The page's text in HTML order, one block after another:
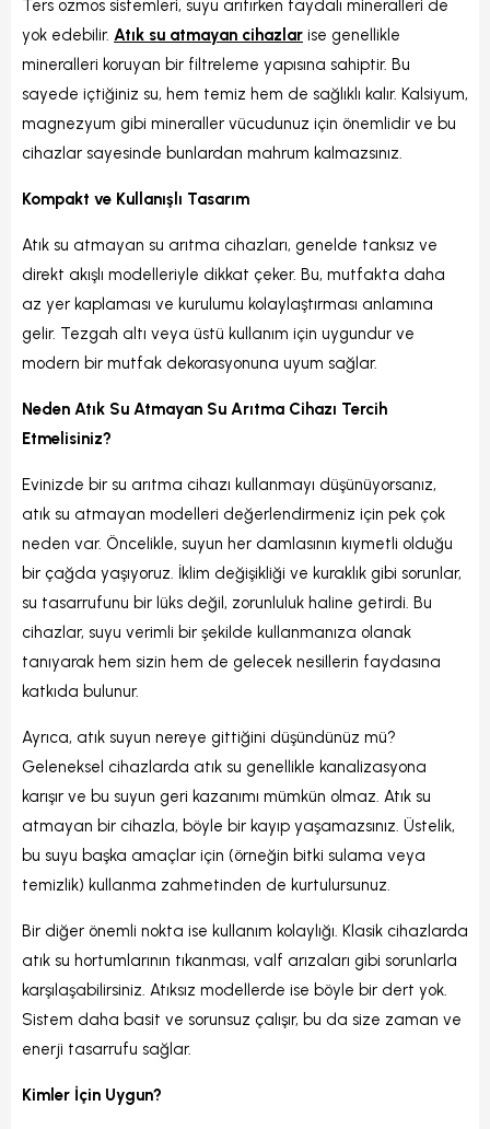
Ters ozmos sistemleri, suyu arıtırken faydalı mineralleri de
yok edebilir. Atık su atmayan cihazlar ise genellikle
mineralleri koruyan bir filtreleme yapısına sahiptir. Bu
sayede içtiğiniz su, hem temiz hem de sağlıklı kalır. Kalsiyum,
magnezyum gibi mineraller vücudunuz için önemlidir ve bu
cihazlar sayesinde bunlardan mahrum kalmazsınız.
Kompakt ve Kullanışlı Tasarım
Atık su atmayan su arıtma cihazları, genelde tanksız ve
direkt akışlı modelleriyle dikkat çeker. Bu, mutfakta daha
az yer kaplaması ve kurulumu kolaylaştırması anlamına
gelir. Tezgah altı veya üstü kullanım için uygundur ve
modern bir mutfak dekorasyonuna uyum sağlar.
Neden Atık Su Atmayan Su Arıtma Cihazı Tercih
Etmelisiniz?
Evinizde bir su arıtma cihazı kullanmayı düşünüyorsanız,
atık su atmayan modelleri değerlendirmeniz için pek çok
neden var. Öncelikle, suyun her damlasının kıymetli olduğu
bir çağda yaşıyoruz. İklim değişikliği ve kuraklık gibi sorunlar,
su tasarrufunu bir lüks değil, zorunluluk haline getirdi. Bu
cihazlar, suyu verimli bir şekilde kullanmanıza olanak
tanıyarak hem sizin hem de gelecek nesillerin faydasına
katkıda bulunur.
Ayrıca, atık suyun nereye gittiğini düşündünüz mü?
Geleneksel cihazlarda atık su genellikle kanalizasyona
karışır ve bu suyun geri kazanımı mümkün olmaz. Atık su
atmayan bir cihazla, böyle bir kayıp yaşamazsınız. Üstelik,
bu suyu başka amaçlar için (örneğin bitki sulama veya
temizlik) kullanma zahmetinden de kurtulursunuz.
Bir diğer önemli nokta ise kullanım kolaylığı. Klasik cihazlarda
atık su hortumlarının tıkanması, valf arızaları gibi sorunlarla
karşılaşabilirsiniz. Atıksız modellerde ise böyle bir dert yok.
Sistem daha basit ve sorunsuz çalışır, bu da size zaman ve
enerji tasarrufu sağlar.
Kimler İçin Uygun?